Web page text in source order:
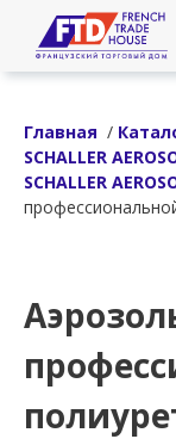
Главная /
SCHALLER
SCHALLER